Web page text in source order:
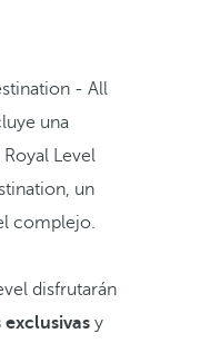
- All
una
Royal Level
un
complejo.
disfrutarán
y